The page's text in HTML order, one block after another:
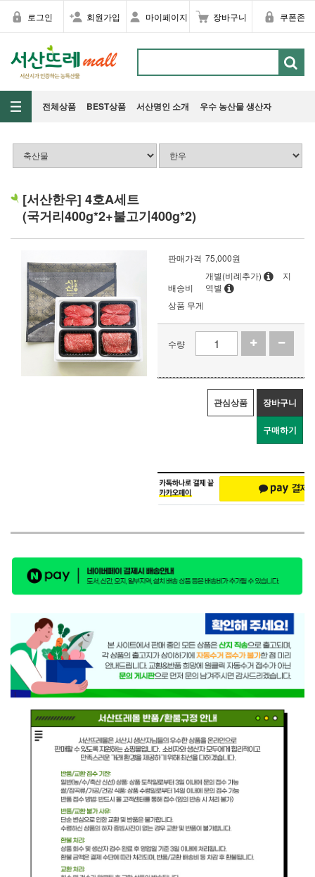
로그인 회원가입 마이페이지 장바구니 쿠폰존
전체상품 BEST상품 서산명인 소개 우수 농산물 생산자
[서산한우] 4호A세트
(국거리400g*2+불고기400g*2)
판매가격 75,000원
배송비
개별(비례추가)
지
역별
상품 무게
수량
관심상품 장바구니
구매하기